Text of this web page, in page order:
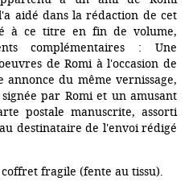
aidé dans la rédaction de cet
à ce titre en fin de volume,
complémentaires : Une
de Romi à l'occasion de
du même vernissage,
par Romi et un amusant
postale manuscrite, assorti
destinataire de l'envoi rédigé
fragile (fente au tissu).